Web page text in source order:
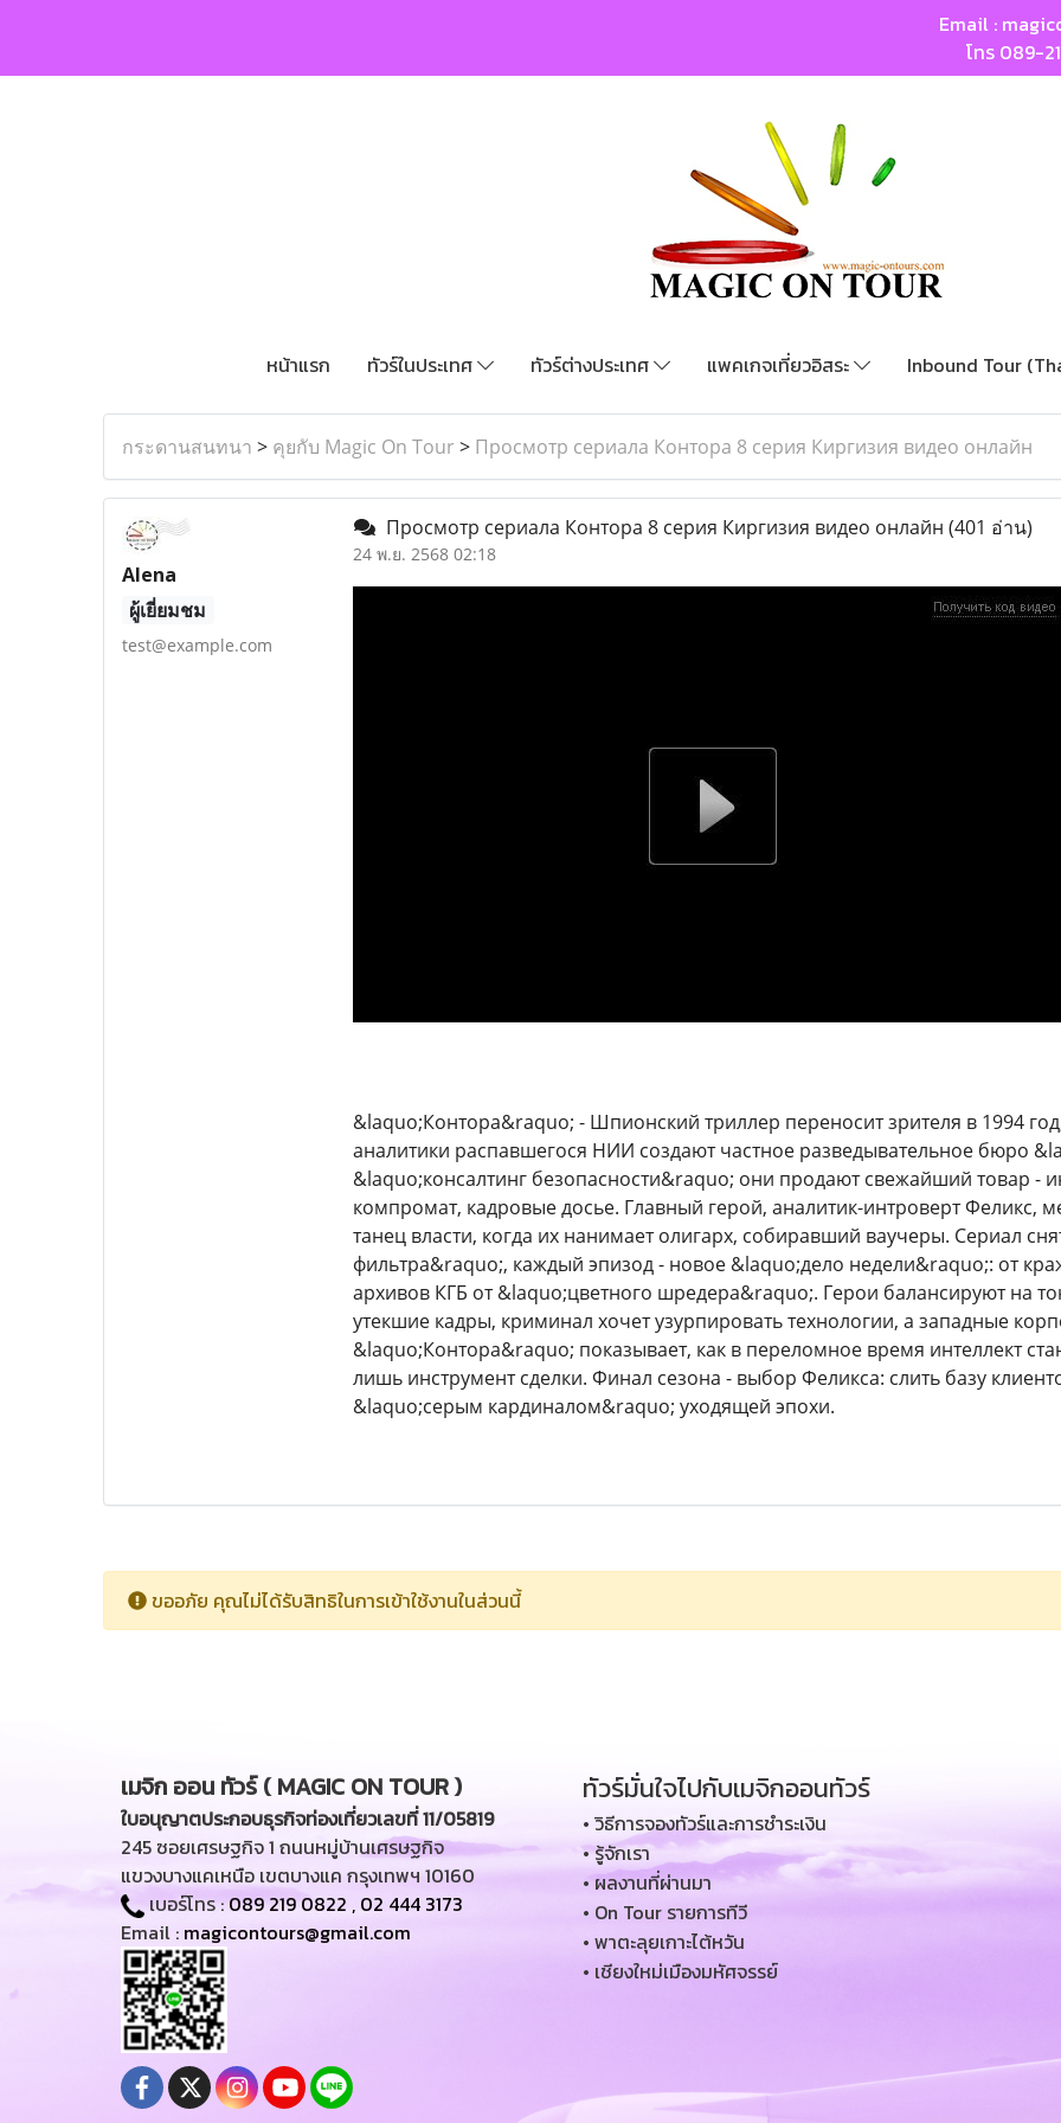
Email :
โทร 089-
หน้าแรก ทัวร์ในประเทศ ทัวร์ต่างประเทศ แพคเกจเที่ยวอิสระ Inbound Tour
กระดานสนทนา > คุยกับ Magic On Tour > Просмотр сериала Контора 8 серия Киргизия видео онлайн
Alena
ผู้เยี่ยมชม
test@example.com
Просмотр сериала Контора 8 серия Киргизия видео онлайн (401 อ่าน)
24 พ.ย. 2568 02:18
&laquo;Контора&raquo; - Шпионский триллер переносит зрителя в 1994
аналитики распавшегося НИИ создают частное разведывательное бюро
&laquo;консалтинг безопасности&raquo; они продают свежайший товар
компромат, кадровые досье. Главный герой, аналитик-интроверт Феликс,
танец власти, когда их нанимает олигарх, собиравший ваучеры. Сериал
фильтра&raquo;, каждый эпизод - новое &laquo;дело недели&raquo;: от
архивов КГБ от &laquo;цветного шредера&raquo;. Герои балансируют на
утекшие кадры, криминал хочет узурпировать технологии, а западные
&laquo;Контора&raquo; показывает, как в переломное время интеллект
лишь инструмент сделки. Финал сезона - выбор Феликса: слить базу
&laquo;серым кардиналом&raquo; уходящей эпохи.
ขออภัย คุณไม่ได้รับสิทธิในการเข้าใช้งานในส่วนนี้
เมจิก ออน ทัวร์ ( MAGIC ON TOUR )
ใบอนุญาตประกอบธุรกิจท่องเที่ยวเลขที่ 11/05819
245 ซอยเศรษฐกิจ 1 ถนนหมู่บ้านเศรษฐกิจ
แขวงบางแคเหนือ เขตบางแค กรุงเทพฯ 10160
เบอร์โทร :089 219 0822 , 02 444 3173
Email : magicontours@gmail.com
ทัวร์มั่นใจไปกับเมจิกออนทัวร์
• วิธีการจองทัวร์และการชำระเงิน
• รู้จักเรา
• ผลงานที่ผ่านมา
• On Tour รายการทีวี
• พาตะลุยเกาะไต้หวัน
• เชียงใหม่เมืองมหัศจรรย์